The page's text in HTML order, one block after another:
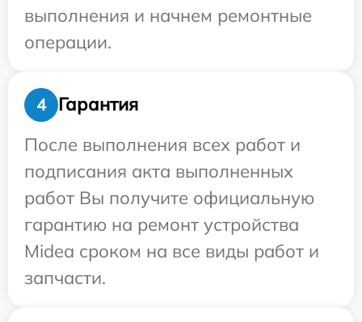
выполнения и начнем ремонтные
операции.
4
Гарантия
После выполнения всех работ и
подписания акта выполненных
работ Вы получите официальную
гарантию на ремонт устройства
Midea сроком на все виды работ и
запчасти.